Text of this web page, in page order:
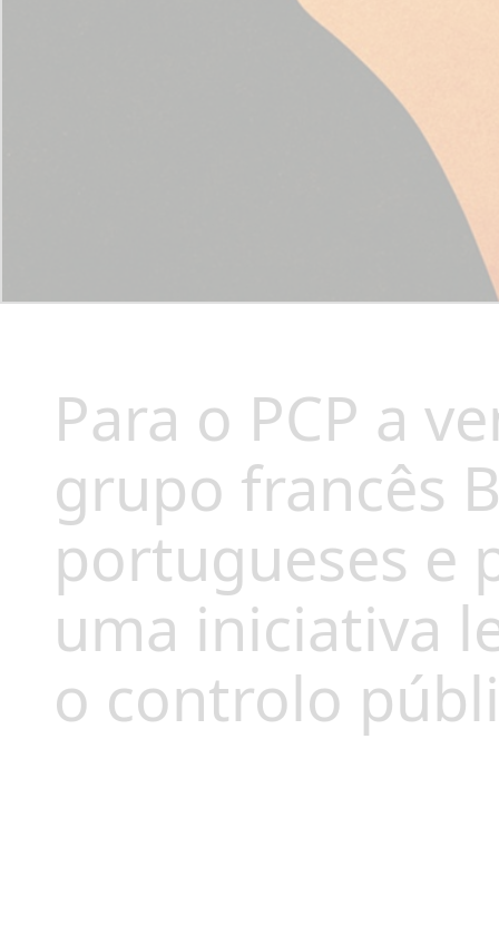
Para o PCP a
grupo francês
portugueses e
uma iniciativa
o controlo